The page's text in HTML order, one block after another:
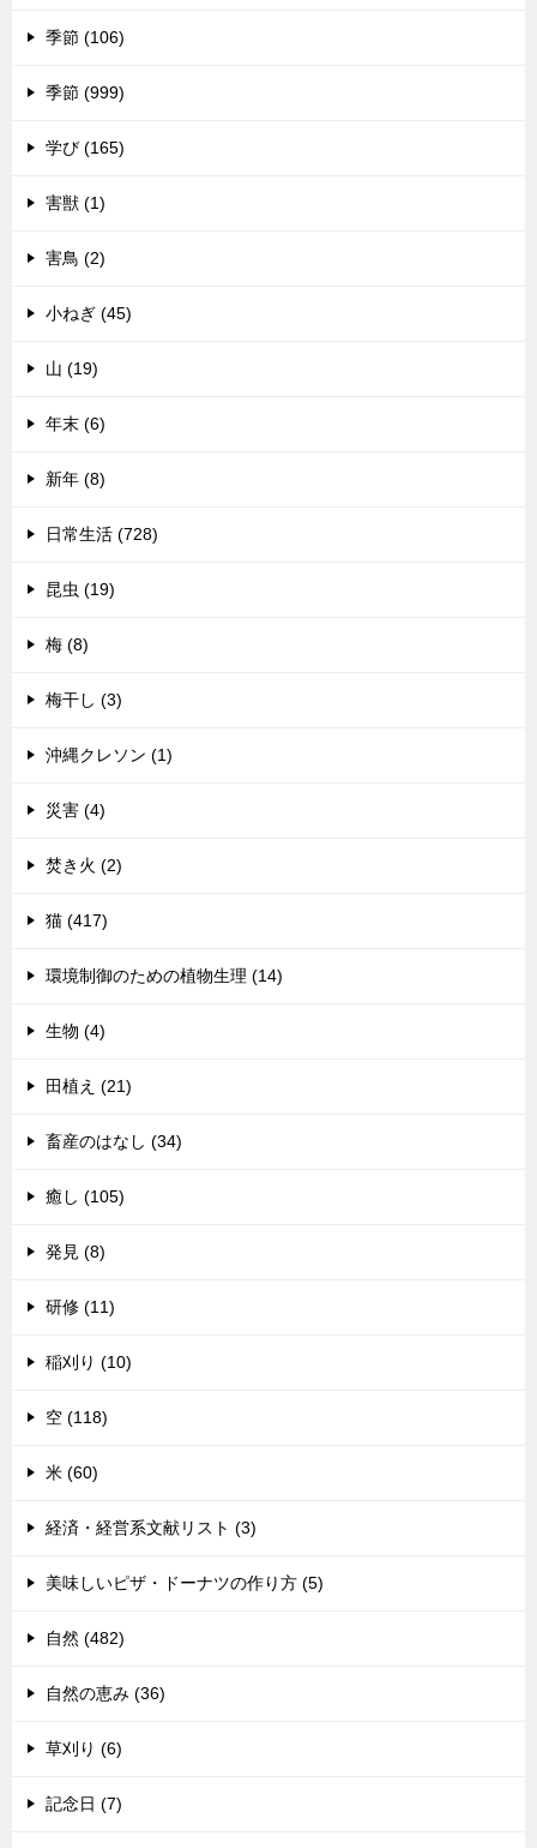
季節 (106)
季節 (999)
学び (165)
害獣 (1)
害鳥 (2)
小ねぎ (45)
山 (19)
年末 (6)
新年 (8)
日常生活 (728)
昆虫 (19)
梅 (8)
梅干し (3)
沖縄クレソン (1)
災害 (4)
焚き火 (2)
猫 (417)
環境制御のための植物生理 (14)
生物 (4)
田植え (21)
畜産のはなし (34)
癒し (105)
発見 (8)
研修 (11)
稲刈り (10)
空 (118)
米 (60)
経済・経営系文献リスト (3)
美味しいピザ・ドーナツの作り方 (5)
自然 (482)
自然の恵み (36)
草刈り (6)
記念日 (7)